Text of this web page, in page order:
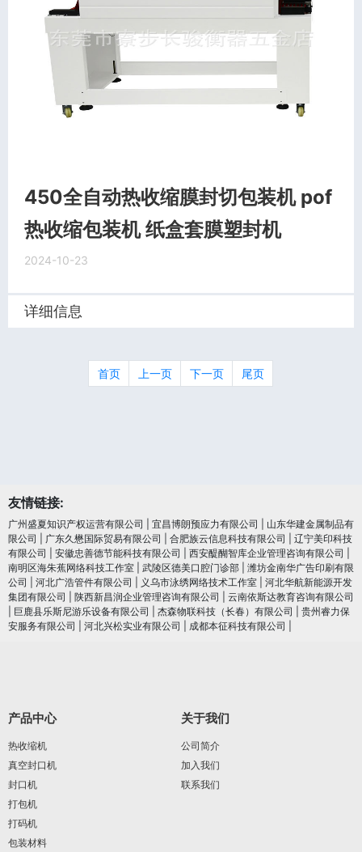
450全自动热收缩膜封切包装机 pof
热收缩包装机 纸盒套膜塑封机
2024-10-23
详细信息
首页 上一页 下一页 尾页
友情链接:
广州盛夏知识产权运营有限公司 宜昌博朗预应力有限公司
山东华建金属制品有
限公司
广东久懋国际贸易有限公司 合肥族云信息科技有限公司
辽宁美印科技
有限公司
安徽忠善德节能科技有限公司 西安醍醐智库企业管理咨询有限公司
南明区海朱蕉网络科技工作室
武陵区德美口腔门诊部
潍坊金南华广告印刷有限
公司
河北广浩管件有限公司 义乌市泳绣网络技术工作室
河北华航新能源开发
集团有限公司
陕西新昌润企业管理咨询有限公司
云南依斯达教育咨询有限公司
巨鹿县乐斯尼游乐设备有限公司 杰森物联科技（长春）有限公司
贵州睿力保
安服务有限公司
河北兴松实业有限公司 成都本征科技有限公司
产品中心
热收缩机
真空封口机
封口机
打包机
打码机
包装材料
关于我们
公司简介
加入我们
联系我们